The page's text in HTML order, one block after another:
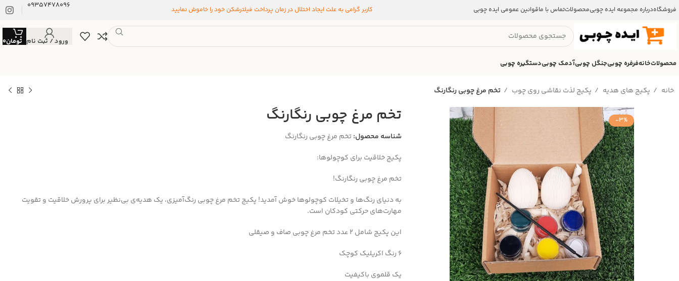
فروشگاهدرباره مجموعه ایده چوبیمحصولاتتماس با ماقوانین عمومی ایده چوبی کاربر گرامی به علت ایجاد اختلال در زمان پرداخت فیلترشکن خود را خاموش نمایید 09357478096
ورود / ثبت نام تومان0
محصولاتخانهفرفره چوبیجنگل چوبیآدمک چوبیدستگیره چوبی
خانه پکیج های هدیه پکیج لذت نقاشی روی چوب تخم مرغ‌ چوبی رنگارنگ
-3% تخم مرغ‌ چوبی رنگارنگ
شناسه محصول:تخم مرغ‌ چوبی رنگارنگ
پکیج خلاقیت برای کوچولوها:
تخم مرغ‌ چوبی رنگارنگ!
به دنیای رنگ‌ها و تخیلات کوچولوها خوش آمدید! پکیج تخم مرغ چوبی رنگ‌آمیزی، یک هدیه‌ی بی‌نظیر برای پرورش خلاقیت و تقویت
مهارت‌های حرکتی کودکان است.
این پکیج شامل 2 عدد تخم مرغ چوبی صاف و صیقلی
6 رنگ اکریلیک کوچک
یک قلموی باکیفیت